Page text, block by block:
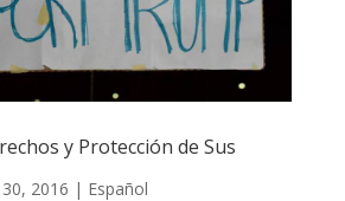
y Protección de Sus
2016 | Español